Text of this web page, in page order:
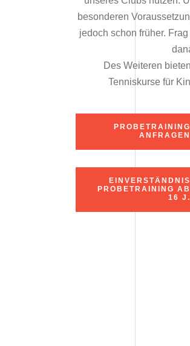
besonderen
jedoch schon früher.
Des Weiteren
Tenniskurse für
PROBETRAINING
ANFRAGEN
EINVERSTÄNDNIS
PROBETRAINING AB
16 J.